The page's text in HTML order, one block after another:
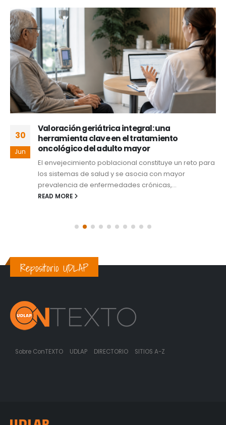
30
Jun
Valoración geriátrica integral: una
herramienta clave en el tratamiento
oncológico del adulto mayor
El envejecimiento poblacional constituye un reto para
los sistemas de salud y se asocia con mayor
prevalencia de enfermedades crónicas,...
READ MORE
Repositorio UDLAP
Sobre ConTEXTO UDLAP DIRECTORIO SITIOS A-Z